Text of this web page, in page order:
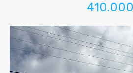
410.000